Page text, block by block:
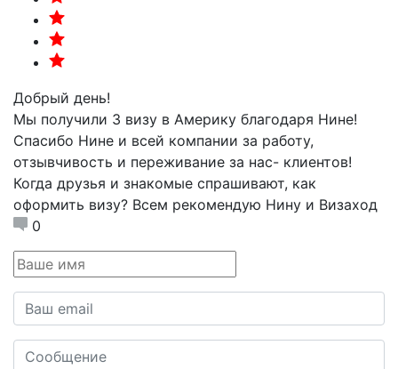
Добрый день!
Мы получили 3 визу в Америку благодаря Нине!
Спасибо Нине и всей компании за работу,
отзывчивость и переживание за нас- клиентов!
Когда друзья и знакомые спрашивают, как
оформить визу? Всем рекомендую Нину и Визаход
0